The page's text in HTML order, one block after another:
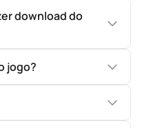
download do
jogo?